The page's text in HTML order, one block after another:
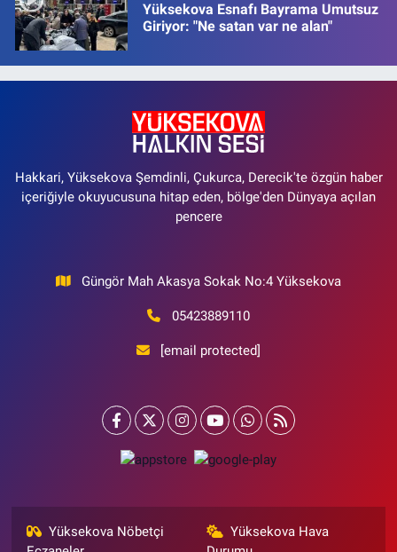
Yüksekova Esnafı Bayrama Umutsuz
Giriyor: "Ne satan var ne alan"
Hakkari, Yüksekova Şemdinli, Çukurca, Derecik'te özgün haber
içeriğiyle okuyucusuna hitap eden, bölge'den Dünyaya açılan
pencere
Güngör Mah Akasya Sokak No:4 Yüksekova
05423889110
[email protected]
Yüksekova Nöbetçi
Yüksekova Hava